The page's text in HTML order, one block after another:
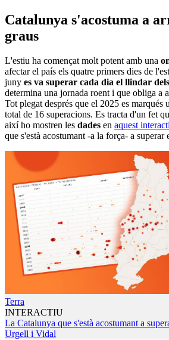
Catalunya s'acostuma a
graus
L'estiu ha començat molt potent amb una
afectar el país els quatre primers dies de
juny es va superar cada dia el llindar
determina una jornada roent i que obliga a
Tot plegat després que el 2025 es marqués
total de 16 superacions. Es tracta d'un fet
així ho mostren les dades en aquest
que s'està acostumant -a la força- a superar
Terra
INTERACTIU
La Catalunya que s'està acostumant a
Urgell i Vidal